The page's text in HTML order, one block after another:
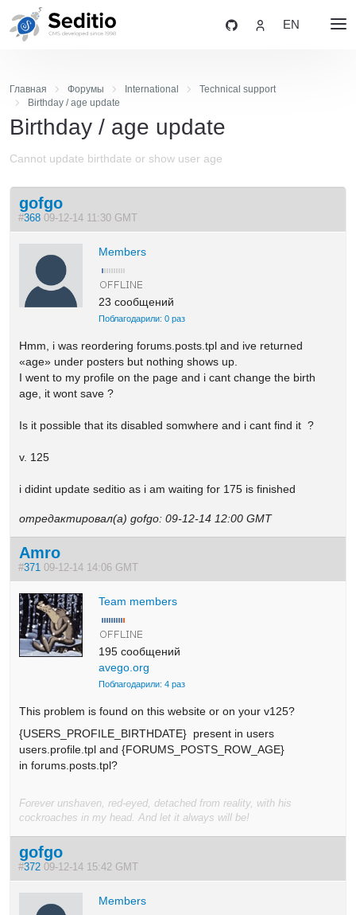
EN
Главная Форумы International
Technical support
Birthday / age update
Birthday / age update
Cannot update birthdate or show user age
gofgo
#368 09-12-14 11:30 GMT
Members
23 сообщений
Поблагодарили: 0 раз
Hmm, i was reordering forums.posts.tpl and ive returned
«age» under posters but nothing shows up.
I went to my profile on the page and i cant change the birth
age, it wont save ?
Is it possible that its disabled somwhere and i cant find it ?
v. 125
i didint update seditio as i am waiting for 175 is finished
отредактировал(а) gofgo: 09-12-14 12:00 GMT
Amro
#371 09-12-14 14:06 GMT
Team members
195 сообщений
avego.org
Поблагодарили: 4 раз
This problem is found on this website or on your v125?
{USERS_PROFILE_BIRTHDATE} present in users
users.profile.tpl and {FORUMS_POSTS_ROW_AGE}
in forums.posts.tpl?
Forever unshaven, red-eyed, detached from reality, with his
cockroaches in my head. And let it always will be!
gofgo
#372 09-12-14 15:42 GMT
Members